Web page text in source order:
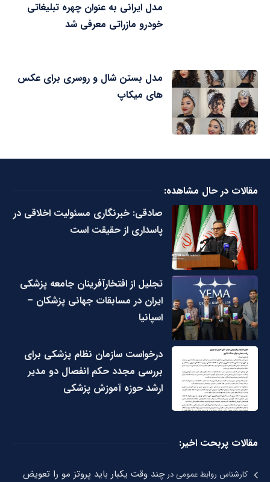
مدل ایرانی به عنوان چهره تبلیغاتی
خودرو مازراتی معرفی شد
مدل بستن شال و روسری برای عکس
های میکاپ
مقالات در حال مشاهده:
صادقی: خبرنگاری مسئولیت اخلاقی در
پاسداری از حقیقت است
تجلیل از افتخارآفرینان جامعه پزشکی
ایران در مسابقات جهانی پزشکان –
اسپانیا
درخواست سازمان نظام پزشکی برای
بررسی مجدد حکم انفصال دو مدیر
ارشد حوزه آموزش پزشکی
مقالات پربحت اخیر:
کارشناس روابط عمومیدرچند وقت یکبار باید پروتز مو را تعویض